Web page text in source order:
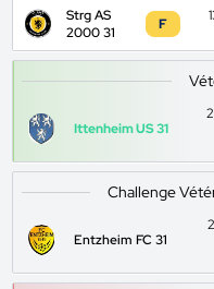
Strg AS
2000 31
F
Ittenheim US 31
Challenge
Entzheim FC 31